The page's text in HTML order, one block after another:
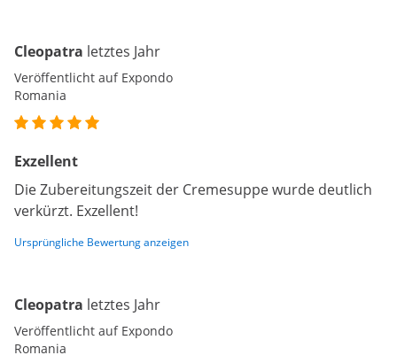
Cleopatra letztes Jahr
Veröffentlicht auf Expondo
Romania
Exzellent
Die Zubereitungszeit der Cremesuppe wurde deutlich
verkürzt. Exzellent!
Ursprüngliche Bewertung anzeigen
Cleopatra letztes Jahr
Veröffentlicht auf Expondo
Romania